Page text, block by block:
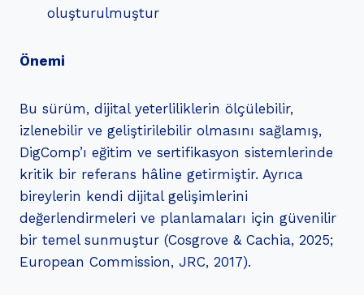
oluşturulmuştur
Önemi
Bu sürüm, dijital yeterliliklerin ölçülebilir,
izlenebilir ve geliştirilebilir olmasını sağlamış,
DigComp’ı eğitim ve sertifikasyon sistemlerinde
kritik bir referans hâline getirmiştir. Ayrıca
bireylerin kendi dijital gelişimlerini
değerlendirmeleri ve planlamaları için güvenilir
bir temel sunmuştur (Cosgrove & Cachia, 2025;
European Commission, JRC, 2017).